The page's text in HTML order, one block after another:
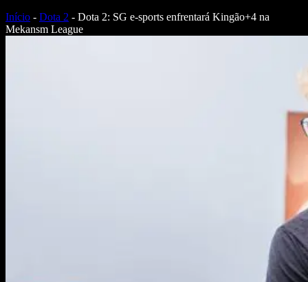
Início - Dota 2 - Dota 2: SG e-sports enfrentará Kingão+4 na
Mekansm League